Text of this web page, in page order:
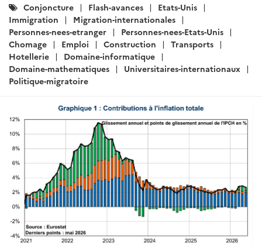
Catégories
:
Conjoncture Flash-avances
Etats-Unis
Immigration
Migration-internationales
Personnes-nees-etranger
Personnes-nees-Etats-Unis
Chomage
Emploi Construction
Transports
Hotellerie
Domaine-informatique
Domaine-mathematiques
Universitaires-internationaux
Politique-migratoire